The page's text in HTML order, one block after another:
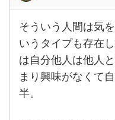
そう
いう
人間
は気
を遣
える
があ
えて
そういう人間は気
いうタイプも存在
は自分他人は他人
まり興味がなくて
半。